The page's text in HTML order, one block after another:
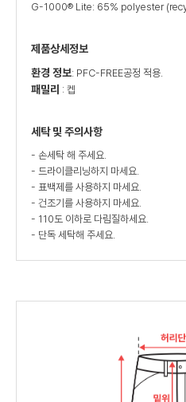
G-1000® Lite: 65% polyester
제품상세정보
환경 정보: PFC-FREE공정 적용.
패밀리 : 켑
세탁 및 주의사항
- 손세탁 해 주세요.
- 드라이클리닝하지 마세요.
- 표백제를 사용하지 마세요.
- 건조기를 사용하지 마세요.
- 110도 이하로 다림질하세요.
- 단독 세탁해 주세요.